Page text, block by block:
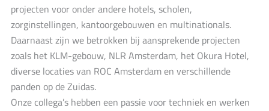
projecten voor onder andere hotels, scholen,
zorginstellingen, kantoorgebouwen en multinationals.
Daarnaast zijn we betrokken bij aansprekende projecten
zoals het KLM-gebouw, NLR Amsterdam, het Okura Hotel,
diverse locaties van ROC Amsterdam en verschillende
panden op de Zuidas.
Onze collega’s hebben een passie voor techniek en werken